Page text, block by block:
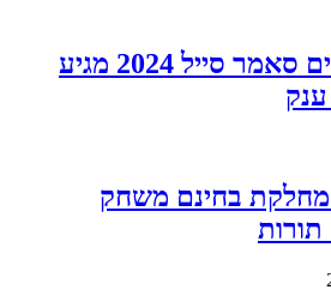
הכינו ארנקים: סטים סאמר סייל 2024 מגיע
מחלקת בחינם משחק